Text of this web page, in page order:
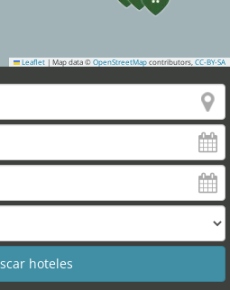
Leaflet | Map data © OpenStreetMap contributors, CC-BY-SA